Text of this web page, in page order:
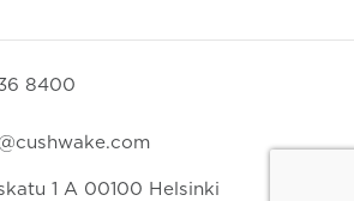
8400
1 A 00100 Helsinki